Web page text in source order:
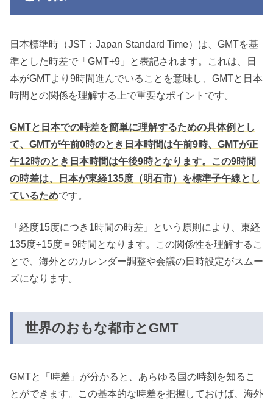
日本標準時（JST：Japan Standard Time）は、GMTを基
準とした時差で「GMT+9」と表記されます。これは、日
本がGMTより9時間進んでいることを意味し、GMTと日本
時間との関係を理解する上で重要なポイントです。
GMTと日本での時差を簡単に理解するための具体例とし
て、GMTが午前0時のとき日本時間は午前9時、GMTが正
午12時のとき日本時間は午後9時となります。この9時間
の時差は、日本が東経135度（明石市）を標準子午線とし
ているためです。
「経度15度につき1時間の時差」という原則により、東経
135度÷15度＝9時間となります。この関係性を理解するこ
とで、海外とのカレンダー調整や会議の日時設定がスムー
ズになります。
世界のおもな都市とGMT
GMTと「時差」が分かると、あらゆる国の時刻を知るこ
とができます。この基本的な時差を把握しておけば、海外